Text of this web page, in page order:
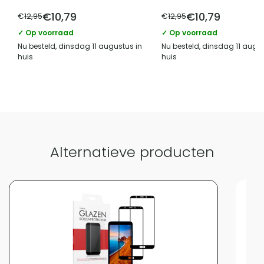
€12,95€10,79
✓ Op voorraad
Nu besteld, dinsdag 11 augustus in
huis
€12,95€10,79
✓ Op voorraad
Nu besteld, dinsdag 11
huis
Alternatieve producten